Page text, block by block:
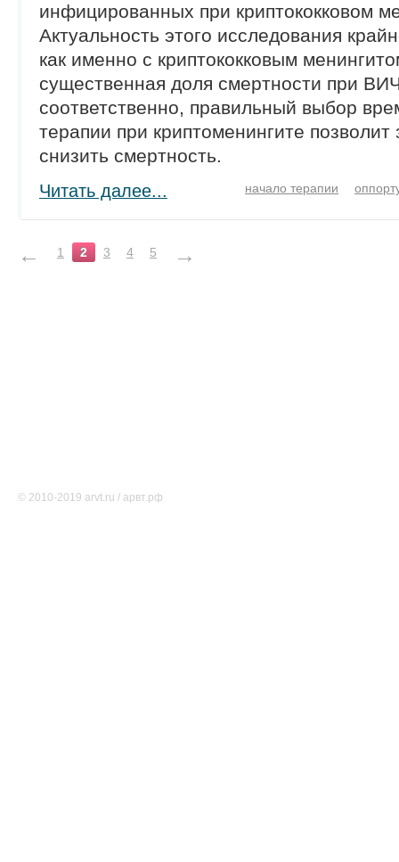
инфицированных при криптококковом
Актуальность этого исследования
как именно с криптококковым
существенная доля смертности при
соответственно, правильный выбор
терапии при криптоменингите позволит
снизить смертность.
Читать далее... начало терапии
← 1 2 3 4 5 →
© 2010-2019 arvt.ru / арвт.рф